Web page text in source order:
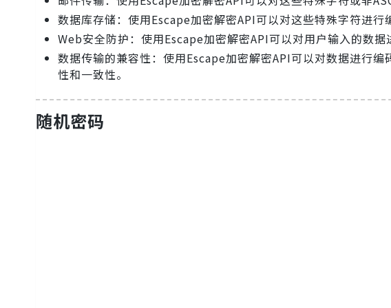
数据库存储：使用Escape加密解密API可以对这些特殊字符进行
Web安全防护：使用Escape加密解密API可以对用户输入的数据
数据传输的兼容性：使用Escape加密解密API可以对数据进行
性和一致性。
随机密码